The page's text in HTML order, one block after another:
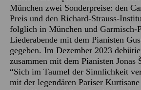
München zwei Sonderpreise: den
Preis und den Richard-Strauss-
folglich in München und Garmisch-
Liederabende mit dem Pianisten
gegeben. Im Dezember 2023
zusammen mit dem Pianisten Jonas
“Sich im Taumel der Sinnlichkeit
mit der legendären Pariser